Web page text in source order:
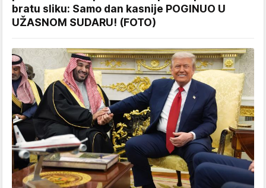
bratu sliku: Samo dan kasnije POGINUO U
UŽASNOM SUDARU! (FOTO)